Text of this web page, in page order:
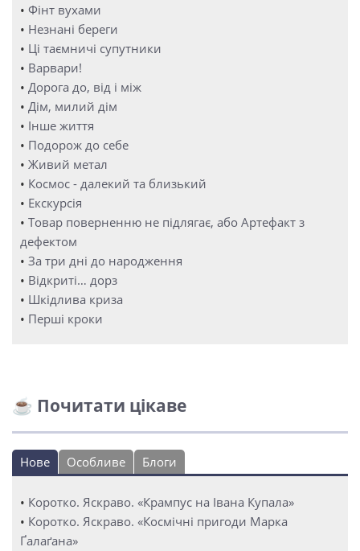
• Фінт вухами
• Незнані береги
• Ці таємничі супутники
• Варвари!
• Дорога до, від і між
• Дім, милий дім
• Інше життя
• Подорож до себе
• Живий метал
• Космос - далекий та близький
• Екскурсія
• Товар поверненню не підлягає, або Артефакт з
дефектом
• За три дні до народження
• Відкриті… дорз
• Шкідлива криза
• Перші кроки
☕ Почитати цікаве
Нове Особливе Блоги
• Коротко. Яскраво. «Крампус на Івана Купала»
• Коротко. Яскраво. «Космічні пригоди Марка
Ґалаґана»